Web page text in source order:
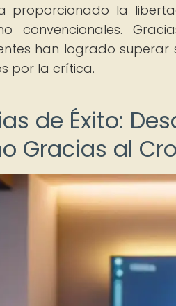
proporcionado la
convencionales.
han logrado superar
por la crítica.
de Éxito:
Gracias al